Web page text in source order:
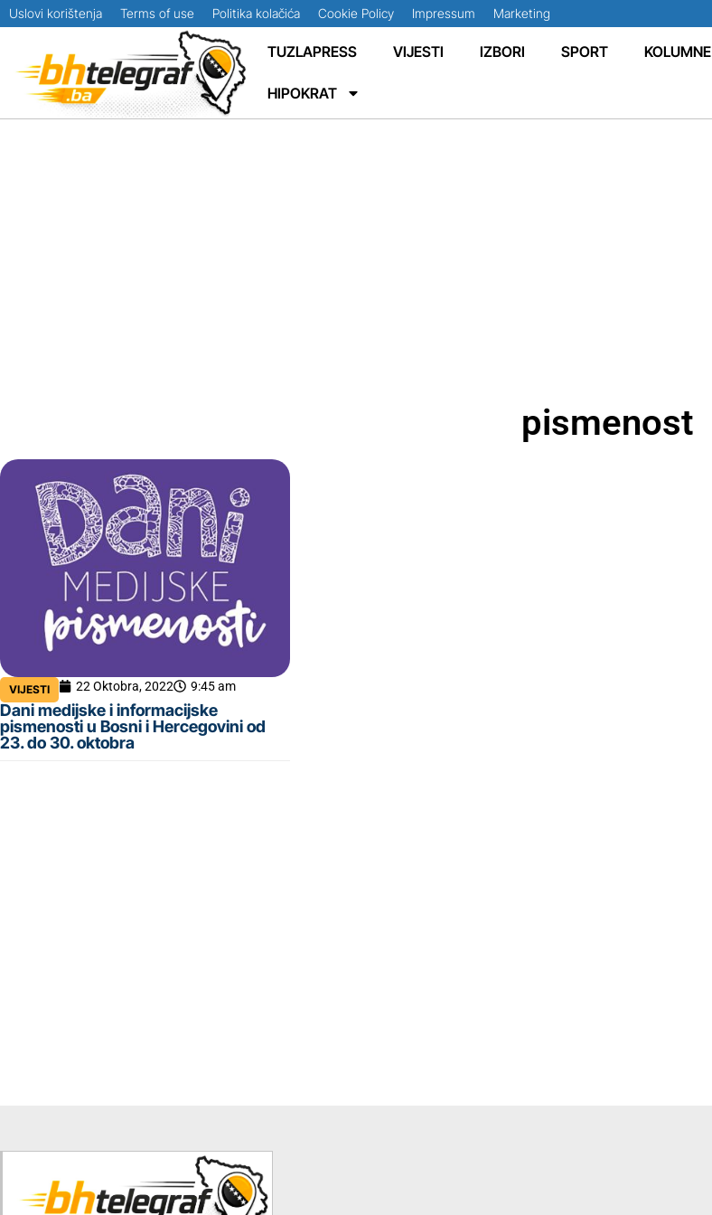
Uslovi korištenja Terms of use Politika kolačića Cookie Policy Impressum Marketing
TUZLAPRESS VIJESTI IZBORI SPORT KOLUMNE
HIPOKRAT
pismenost
VIJESTI 22 Oktobra, 2022 9:45 am
Dani medijske i informacijske
pismenosti u Bosni i Hercegovini od
23. do 30. oktobra